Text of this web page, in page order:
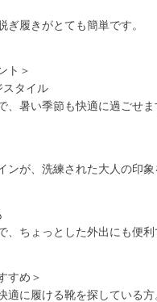
ぎ履きがとても簡単です。
ト＞
スタイル
、暑い季節も快適に過ごせま
ンが、洗練された大人の印象
、ちょっとした外出にも便利
すめ＞
適に履ける靴を探している方